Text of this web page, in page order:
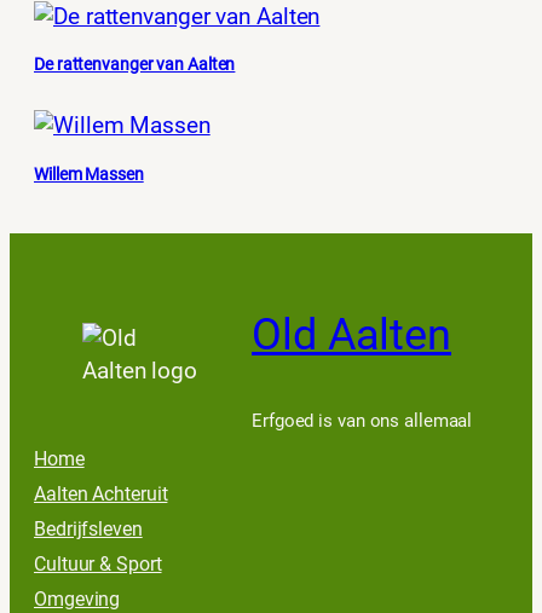
De rattenvanger van Aalten
Willem Massen
Old Aalten
Erfgoed is van ons allemaal
Home
Aalten Achteruit
Bedrijfsleven
Cultuur & Sport
Omgeving